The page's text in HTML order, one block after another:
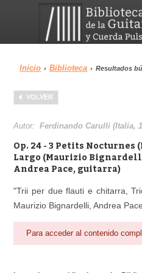
Menu
Biblioteca
Área personal
Inicio › Biblioteca › Resultados
VOLVER
Autor:Ferdinando Carulli (Italia,
Op. 24 - 3 Petits Nocturnes
Largo (Maurizio
Andrea Pace, guitarra)
"Trii per due flauti e chitarra,
Maurizio Bignardelli, Andrea
Para acceder al contenido